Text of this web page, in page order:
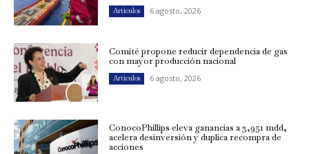
Artículos 6 agosto, 2026
Comité propone reducir dependencia de gas
con mayor producción nacional
Artículos 6 agosto, 2026
ConocoPhillips eleva ganancias a 3,951 mdd,
acelera desinversión y duplica recompra de
acciones